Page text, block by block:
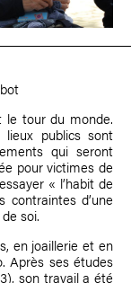
le tour du monde.
publics sont
qui seront
pour victimes de
« l’habit de
d’une
soi.
en joaillerie et en
Après ses études
son travail a été